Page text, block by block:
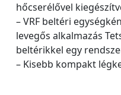
hőcserélővel
– VRF beltéri
levegős alkalmazás
beltérikkel egy
– Kisebb kompakt